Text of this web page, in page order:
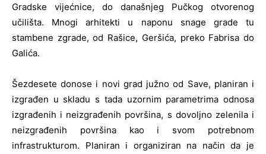
Gradske vijećnice, do današnjeg Pučkog otvorenog
učilišta. Mnogi arhitekti u naponu snage grade tu
stambene zgrade, od Rašice, Geršića, preko Fabrisa do
Galića.
Šezdesete donose i novi grad južno od Save, planiran i
izgrađen u skladu s tada uzornim parametrima odnosa
izgrađenih i neizgrađenih površina, s dovoljno zelenila i
neizgrađenih površina kao i svom potrebnom
infrastrukturom. Planiran i organiziran na način da je